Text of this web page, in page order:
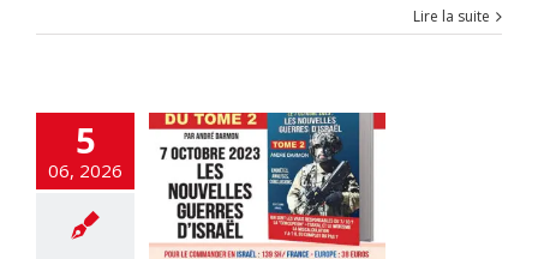
Lire la suite
5
06, 2026
libre Les
la remise en
de la
monétaire et
en Israël!